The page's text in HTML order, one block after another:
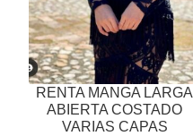
RENTA MANGA LARGA
ABIERTA COSTADO
VARIAS CAPAS
ELEGIR
EN
LA
PÁGINA
DE
PRODUCTO